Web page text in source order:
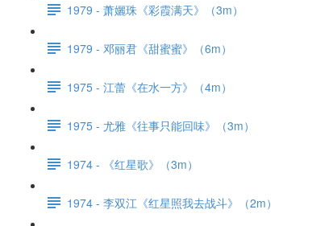
1979 - 萧孋珠《彩霞满天》（3m）
1979 - 邓丽君《甜蜜蜜》（6m）
1975 - 江蕾《在水一方》（4m）
1975 - 尤雅《往事只能回味》（3m）
1974 - 《红星歌》（3m）
1974 - 李双江《红星照我去战斗》（2m）